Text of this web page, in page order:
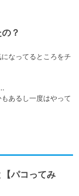
？
なってるところをチ
あるし一度はやって
【パコってみ